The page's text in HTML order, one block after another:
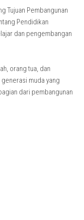
Tujuan Pembangunan
Pendidikan
dan pengembangan
orang tua, dan
muda yang
dari pembangunan